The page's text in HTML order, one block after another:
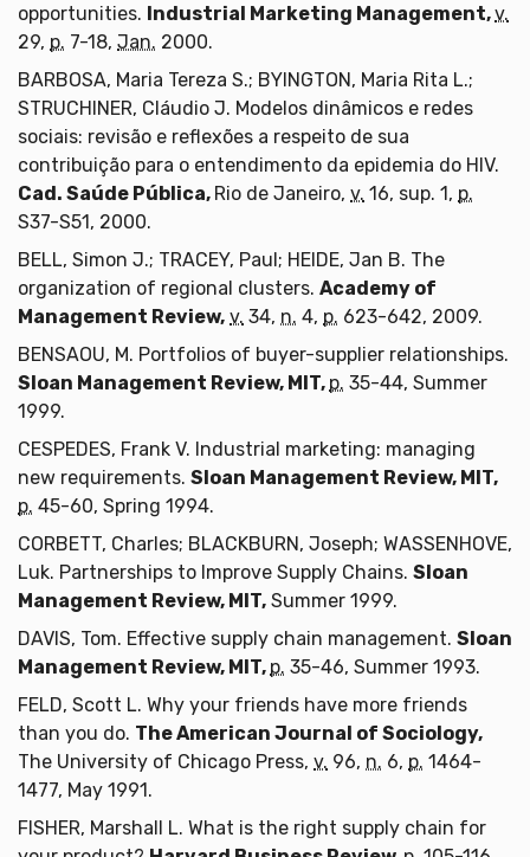
opportunities. Industrial Marketing Management,v.
29, p. 7-18, Jan. 2000.
BARBOSA, Maria Tereza S.; BYINGTON, Maria Rita L.;
STRUCHINER, Cláudio J. Modelos dinâmicos e redes
sociais: revisão e reflexões a respeito de sua
contribuição para o entendimento da epidemia do HIV.
Cad. Saúde Pública, Rio de Janeiro, v. 16, sup. 1, p.
S37-S51, 2000.
BELL, Simon J.; TRACEY, Paul; HEIDE, Jan B. The
organization of regional clusters. Academy of
Management Review, v. 34, n. 4, p. 623-642, 2009.
BENSAOU, M. Portfolios of buyer-supplier relationships.
Sloan Management Review, MIT, p. 35-44, Summer
1999.
CESPEDES, Frank V. Industrial marketing: managing
new requirements. Sloan Management Review, MIT,
p. 45-60, Spring 1994.
CORBETT, Charles; BLACKBURN, Joseph; WASSENHOVE,
Luk. Partnerships to Improve Supply Chains. Sloan
Management Review, MIT, Summer 1999.
DAVIS, Tom. Effective supply chain management. Sloan
Management Review, MIT, p. 35-46, Summer 1993.
FELD, Scott L. Why your friends have more friends
than you do. The American Journal of Sociology,
The University of Chicago Press, v. 96, n. 6, p. 1464-
1477, May 1991.
FISHER, Marshall L. What is the right supply chain for